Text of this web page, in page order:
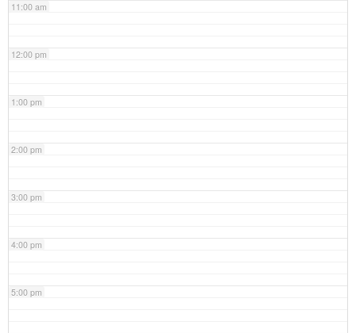
11:00 am
12:00 pm
1:00 pm
2:00 pm
3:00 pm
4:00 pm
5:00 pm